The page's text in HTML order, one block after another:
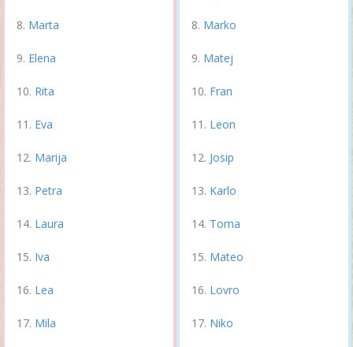
Marta
Elena
Rita
Eva
Marija
Petra
Laura
Iva
Lea
Mila
Marko
Matej
Fran
Leon
Josip
Karlo
Toma
Mateo
Lovro
Niko